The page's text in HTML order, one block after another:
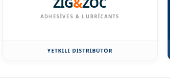
ADHESIVES & LUBRICANTS
YETKİLİ DİSTRİBÜTÖR